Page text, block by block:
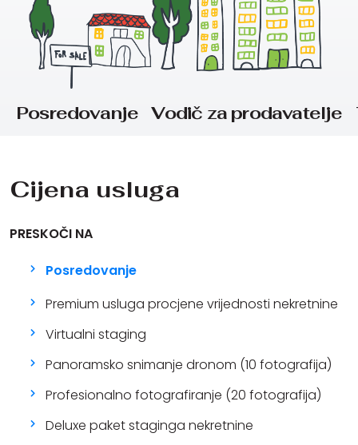
Posredovanje Vodič za prodavatelje
Cijena usluga
PRESKOČI NA
Posredovanje
Premium usluga procjene vrijednosti nekretnine
Virtualni staging
Panoramsko snimanje dronom (10 fotografija)
Profesionalno fotografiranje (20 fotografija)
Deluxe paket staginga nekretnine